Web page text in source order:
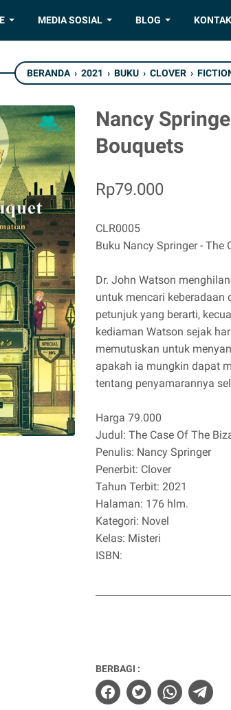
MEDIA SOSIAL BLOG KONTAK
BERANDA › 2021 › BUKU › CLOVER ›
Nancy
Bouquets
Rp79.000
CLR0005
Buku Nancy Springer - The
Dr. John Watson
untuk mencari keberadaan
petunjuk yang berarti,
kediaman Watson sejak
memutuskan untuk
apakah ia mungkin dapat
tentang penyamarannya
Harga 79.000
Judul: The Case Of The
Penulis: Nancy Springer
Penerbit: Clover
Tahun Terbit: 2021
Halaman: 176 hlm.
Kategori: Novel
Kelas: Misteri
ISBN:
BERBAGI :